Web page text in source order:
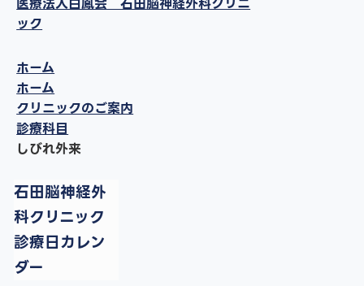
ック
ホーム
ホーム
クリニックのご案内
診療科目
しびれ外来
石田脳神経外
科クリニック
診療日カレン
ダー